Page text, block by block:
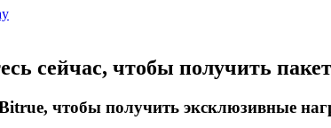
сейчас, чтобы получить
чтобы получить эксклюзивные